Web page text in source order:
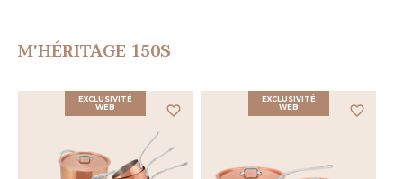
Brossé
M'HÉRITAGE 150S
favorite_border
EXCLUSIVITÉ
WEB
favorite_border
EXCLUSIVITÉ
WEB